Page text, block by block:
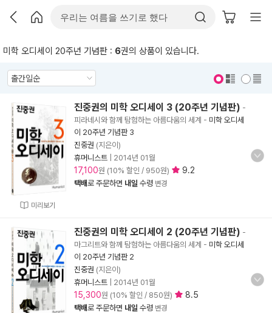
미학 오디세이 20주년 기념판 : 6권의 상품이 있습니다.
미리보기
진중권의 미학 오디세이 3 (20주년 기념판) -
피라네시와 함께 탐험하는 아름다움의 세계 - 미학 오디세
이 20주년 기념판 3
진중권 (지은이)
휴머니스트
2014년 01월
17,100원 (10% 할인 / 950원) 9.2
택배로 주문하면 내일 수령 변경
진중권의 미학 오디세이 2 (20주년 기념판) -
마그리트와 함께 탐험하는 아름다움의 세계 - 미학 오디세
이 20주년 기념판 2
진중권 (지은이)
휴머니스트
2014년 01월
15,300원 (10% 할인 / 850원) 8.5
택배로 주문하면 내일 수령 변경